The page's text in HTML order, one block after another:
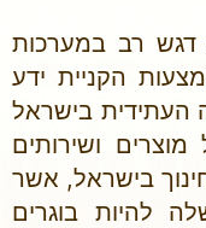
דגש רב במערכות
הקניית ידע
העתידית בישראל
מוצרים ושירותים
בישראל, אשר
להיות בוגרים